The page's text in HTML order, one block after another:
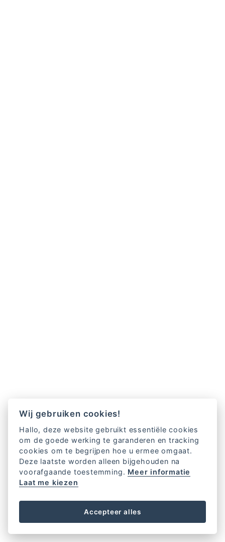
Wij gebruiken cookies!
Hallo, deze website gebruikt essentiële cookies
om de goede werking te garanderen en tracking
cookies om te begrijpen hoe u ermee omgaat.
Deze laatste worden alleen bijgehouden na
voorafgaande toestemming. Meer informatie
Laat me kiezen
Accepteer alles